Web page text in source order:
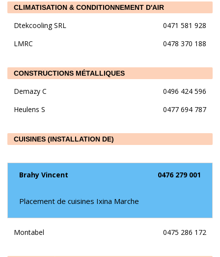
CLIMATISATION & CONDITIONNEMENT D'AIR
Dtekcooling SRL
0471 581 928
LMRC
0478 370 188
CONSTRUCTIONS MÉTALLIQUES
Demazy C
0496 424 596
Heulens S
0477 694 787
CUISINES (INSTALLATION DE)
Brahy Vincent 0476 279 001
Placement de cuisines Ixina Marche
Montabel 0475 286 172